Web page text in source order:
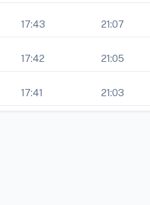
17:43 21:07
17:42 21:05
17:41 21:03